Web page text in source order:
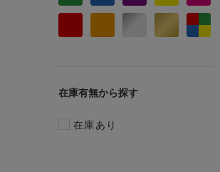
在庫有無
在庫あり